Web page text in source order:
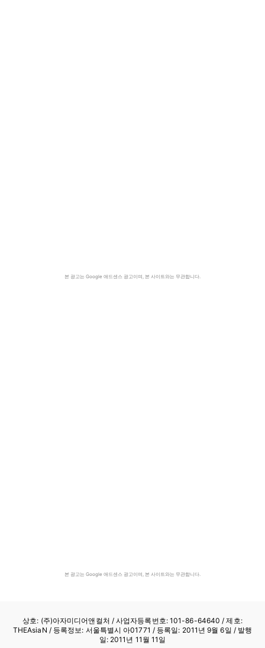
본 광고는 Google 애드센스 광고이며, 본 사이트와는 무관합니다.
본 광고는 Google 애드센스 광고이며, 본 사이트와는 무관합니다.
상호: (주)아자미디어앤컬처 /사업자등록번호: 101-86-64640 / 제호:
THEAsiaN / 등록정보: 서울특별시 아01771 / 등록일: 2011년 9월 6일 / 발행
일: 2011년 11월 11일